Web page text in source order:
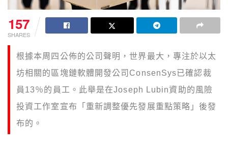
157
SHARES
根據本周四公佈的公司聲明，世界最大，專注於以太
坊相關的區塊鏈軟體開發公司ConsenSys已確認裁
員13％的員工。此舉是在Joseph Lubin資助的風險
投資工作室宣布「重新調整優先發展重點策略」後發
布的。